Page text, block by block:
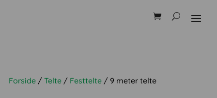
Forside /Telte / Festtelte / 9 meter telte